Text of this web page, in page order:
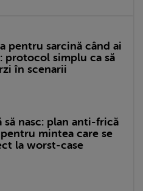
pentru sarcină când ai
protocol simplu ca să
în scenarii
să nasc: plan anti-frică
mintea care se
la worst-case